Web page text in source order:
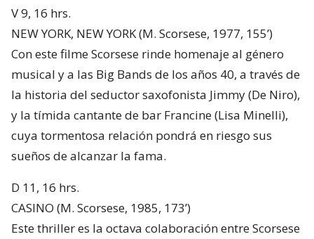
V 9, 16 hrs.
NEW YORK, NEW YORK (M. Scorsese, 1977, 155’)
Con este filme Scorsese rinde homenaje al género
musical y a las Big Bands de los años 40, a través de
la historia del seductor saxofonista Jimmy (De Niro),
y la tímida cantante de bar Francine (Lisa Minelli),
cuya tormentosa relación pondrá en riesgo sus
sueños de alcanzar la fama.
D 11, 16 hrs.
CASINO (M. Scorsese, 1985, 173’)
Este thriller es la octava colaboración entre Scorsese